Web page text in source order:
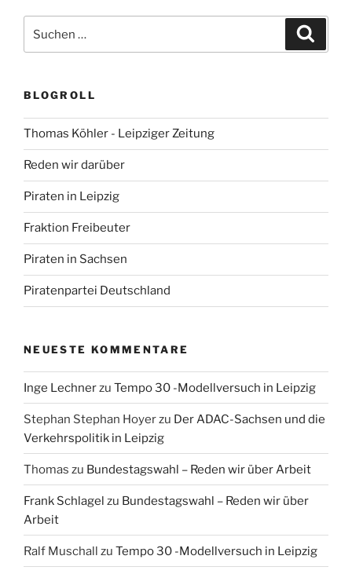
nach:
BLOGROLL
Thomas Köhler - Leipziger Zeitung
Reden wir darüber
Piraten in Leipzig
Fraktion Freibeuter
Piraten in Sachsen
Piratenpartei Deutschland
NEUESTE KOMMENTARE
Inge Lechnerzu Tempo 30 -Modellversuch in Leipzig
Stephan Stephan Hoyerzu Der ADAC-Sachsen und die
Verkehrspolitik in Leipzig
Thomas zu Bundestagswahl – Reden wir über Arbeit
Frank Schlagel zu Bundestagswahl – Reden wir über
Arbeit
Ralf Muschall zu Tempo 30 -Modellversuch in Leipzig